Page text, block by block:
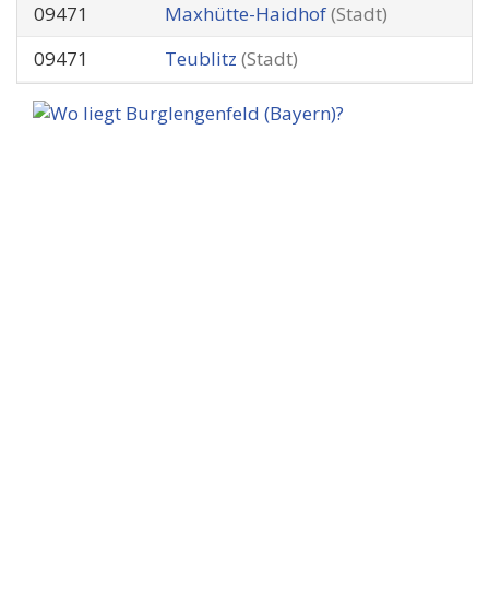
09471
Maxhütte-Haidhof(Stadt)
09471
Teublitz (Stadt)